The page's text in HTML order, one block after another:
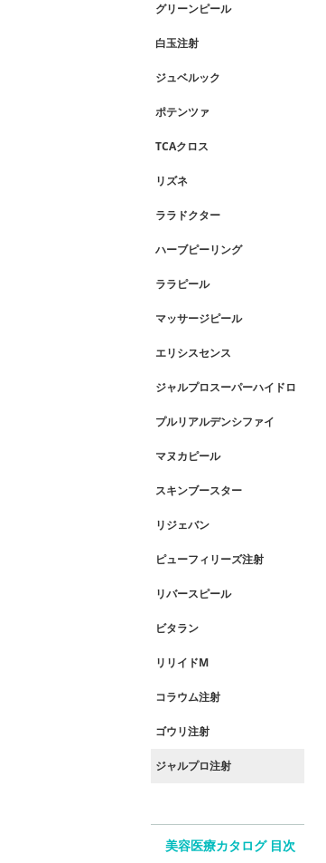
グリーンピール
白玉注射
ジュベルック
ポテンツァ
TCAクロス
リズネ
ララドクター
ハーブピーリング
ララピール
マッサージピール
エリシスセンス
ジャルプロスーパーハイドロ
プルリアルデンシファイ
マヌカピール
スキンブースター
リジェバン
ピューフィリーズ注射
リバースピール
ビタラン
リリイドM
コラウム注射
ゴウリ注射
ジャルプロ注射
美容医療カタログ 目次